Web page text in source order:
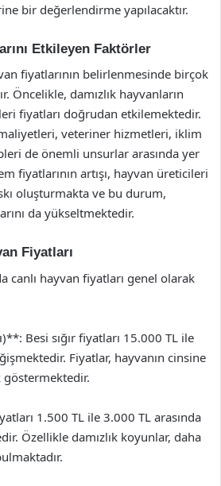
bir değerlendirme yapılacaktır.
Etkileyen Faktörler
fiyatlarının belirlenmesinde birçok
Öncelikle, damızlık hayvanların
fiyatları doğrudan etkilemektedir.
veteriner hizmetleri, iklim
de önemli unsurlar arasında yer
fiyatlarının artışı, hayvan üreticileri
oluşturmakta ve bu durum,
da yükseltmektedir.
Fiyatları
canlı hayvan fiyatları genel olarak
Besi sığır fiyatları 15.000 TL ile
Fiyatlar, hayvanın cinsine
göstermektedir.
1.500 TL ile 3.000 TL arasında
Özellikle damızlık koyunlar, daha